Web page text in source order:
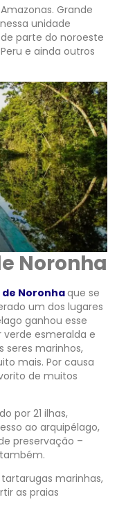
Grande
unidade
parte do noroeste
e ainda outros
Noronha
Noronhaque se
um dos lugares
ganhou esse
esmeralda e
seres marinhos,
mais. Por causa
de muitos
por 21 ilhas,
ao arquipélago,
preservação –
marinhas,
as praias